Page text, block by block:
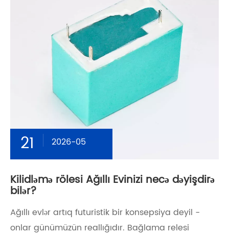
21 2026-05
Kilidləmə rölesi Ağıllı Evinizi necə dəyişdirə
bilər?
Ağıllı evlər artıq futuristik bir konsepsiya deyil -
onlar günümüzün reallığıdır. Bağlama relesi